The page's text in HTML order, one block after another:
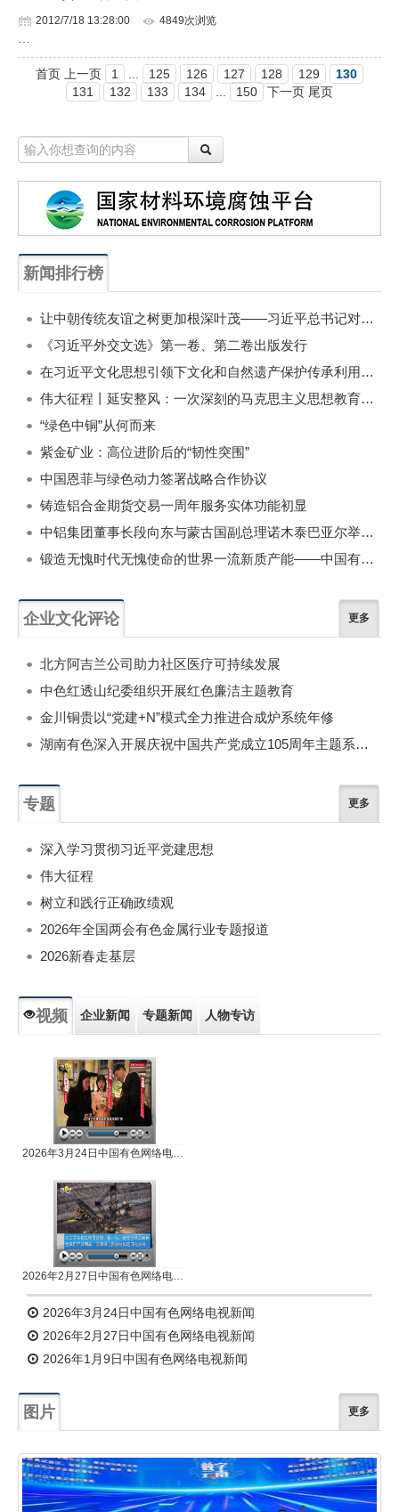
2012/7/18 13:28:00 4849次浏览
首页 上一页 1 125 126 127 128 129
130
131
132 133 134 150 下一页 尾页
新闻排行榜
让中朝传统友谊之树更加根深叶茂——习近平总书记对朝鲜进行国事访问纪实
《习近平外交文选》第一卷、第二卷出版发行
在习近平文化思想引领下文化和自然遗产保护传承利用工作开创新局面
伟大征程丨延安整风：一次深刻的马克思主义思想教育运动
“绿色中铜”从何而来
紫金矿业：高位进阶后的“韧性突围”
中国恩菲与绿色动力签署战略合作协议
铸造铝合金期货交易一周年服务实体功能初显
中铝集团董事长段向东与蒙古国副总理诺木泰巴亚尔举行会谈
锻造无愧时代无愧使命的世界一流新质产能——中国有色金属工业的战略应对与破局之道（二）
企业文化评论 更多
北方阿吉兰公司助力社区医疗可持续发展
中色红透山纪委组织开展红色廉洁主题教育
金川铜贵以“党建+N”模式全力推进合成炉系统年修
湖南有色深入开展庆祝中国共产党成立105周年主题系列活动
专题 更多
深入学习贯彻习近平党建思想
伟大征程
树立和践行正确政绩观
2026年全国两会有色金属行业专题报道
2026新春走基层
视频 企业新闻 专题新闻 人物专访
2026年3月24日中国有色网络电视新闻
2026年2月27日中国有色网络电视新闻
2026年3月24日中国有色网络电视新闻
2026年2月27日中国有色网络电视新闻
2026年1月9日中国有色网络电视新闻
图片 更多